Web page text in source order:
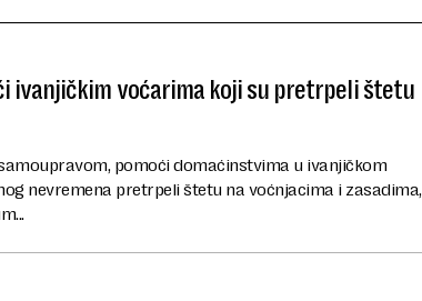
ivanjičkim voćarima koji su pretrpeli štetu
pomoći domaćinstvima u ivanjičkom
nevremena pretrpeli štetu na voćnjacima i zasadima,